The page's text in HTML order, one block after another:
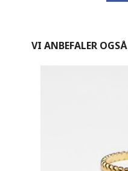
VI ANBEFALER OGSÅ